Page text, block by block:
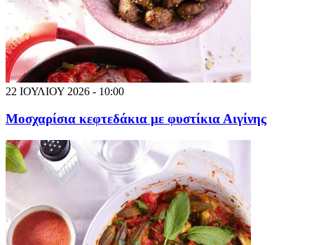
22 ΙΟΥΛΙΟΥ 2026 - 10:00
Μοσχαρίσια κεφτεδάκια με φυστίκια Αιγίνης